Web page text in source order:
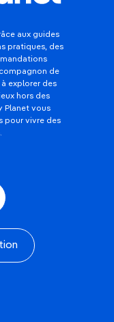
aux guides
pratiques, des
de
explorer des
hors des
Planet vous
pour vivre des